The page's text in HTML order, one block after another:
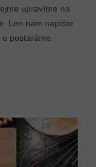
upravíme na
Len nám napíšte
postaráme.